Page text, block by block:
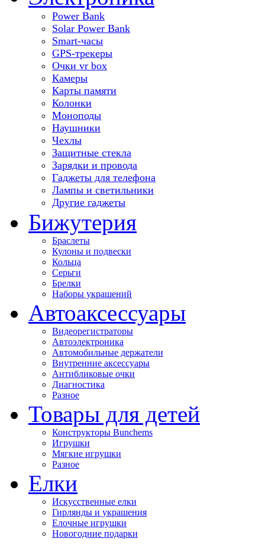
Power Bank
Solar Power Bank
Smart-часы
GPS-трекеры
Очки vr box
Камеры
Карты памяти
Колонки
Моноподы
Наушники
Чехлы
Защитные стекла
Зарядки и провода
Гаджеты для телефона
Лампы и светильники
Другие гаджеты
Бижутерия
Браслеты
Кулоны и подвески
Кольца
Серьги
Брелки
Наборы украшений
Автоаксессуары
Видеорегистраторы
Автоэлектроника
Автомобильные держатели
Внутренние аксессуары
Антибликовые очки
Диагностика
Разное
Товары для детей
Конструкторы Bunchems
Игрушки
Мягкие игрушки
Разное
Елки
Искусственные елки
Гирлянды и украшения
Елочные игрушки
Новогодние подарки